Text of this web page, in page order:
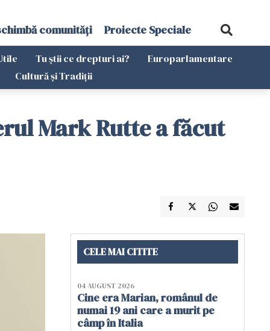
comunități Proiecte Speciale
Tu știi ce drepturi ai?
Europarlamentare
Cultură și Tradiții
Mark Rutte a făcut
CELE MAI CITITE
04 AUGUST 2026
Cine era Marian, românul de
numai 19 ani care a murit pe
câmp în Italia